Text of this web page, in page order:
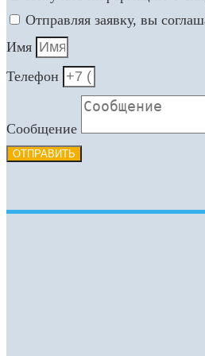
Отправляя заявку, вы
Имя
Телефон
Сообщение
ОТПРАВИТЬ